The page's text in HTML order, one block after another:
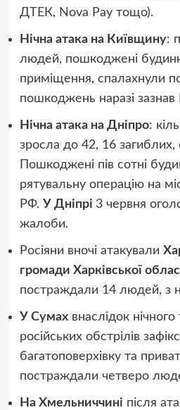
ДТЕК, Nova Pay тощо).
Нічна атака на Київщину:
людей, пошкоджені
приміщення, спалахнули
пошкоджень наразі зазнав
Нічна атака на Дніпро:
зросла до 42, 16 загиблих,
Пошкоджені пів сотні
рятувальну операцію на
РФ. У Дніпрі 3 червня
жалоби.
Росіяни вночі атакували
громади Харківської
постраждали 14 людей, з
У Сумахвнаслідок нічного
російських обстрілів
багатоповерхівку та
постраждали четверо
На Хмельниччині після